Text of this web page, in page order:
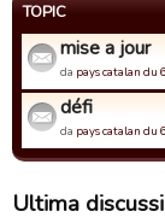
TOPIC
mise a jour
da pays catalan du
défi
da pays catalan du
Ultima